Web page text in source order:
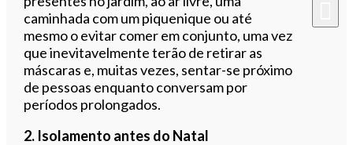
caminhada com um piquenique ou até
mesmo o evitar comer em conjunto, uma vez
que inevitavelmente terão de retirar as
máscaras e, muitas vezes, sentar-se próximo
de pessoas enquanto conversam por
períodos prolongados.
2. Isolamento antes do Natal